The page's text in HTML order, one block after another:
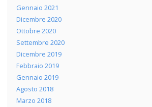
Gennaio 2021
Dicembre 2020
Ottobre 2020
Settembre 2020
Dicembre 2019
Febbraio 2019
Gennaio 2019
Agosto 2018
Marzo 2018